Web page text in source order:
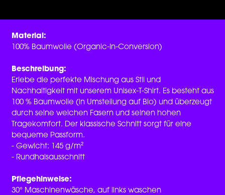
Material:
100% Baumwolle (Organic-In-Conversion)
Beschreibung:
Erlebe die perfekte Mischung aus Stil und
Nachhaltigkeit mit unserem Unisex-T-Shirt. Es besteht aus
100 % Baumwolle (in Umstellung auf Bio) und überzeugt
durch seine weichen Fasern und seinen hohen
Tragekomfort. Der klassische Schnitt sorgt für eine
bequeme Passform.
- Gewicht: 145 g/m²
- Rundhalsausschnitt
Pflegehinweise:
30° Maschinenwäsche, auf links waschen